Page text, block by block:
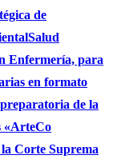
de
Salud
Enfermería, para
en formato
de la
«ArteCo
Corte Suprema